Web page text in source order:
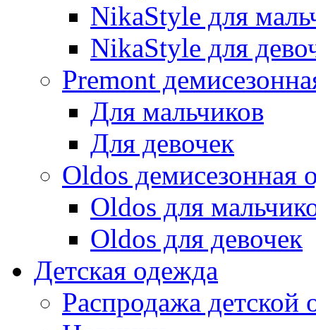
NikaStyle для
NikaStyle для
Premont
Для мальчиков
Для девочек
Oldos демисезонная
Oldos для
Oldos для девочек
Детская одежда
Распродажа детской